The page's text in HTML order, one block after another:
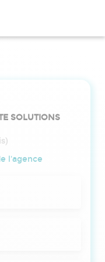
SOLUTIONS
l'agence